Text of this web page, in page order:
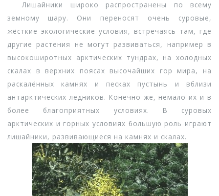
Лишайники широко распространены по всему
земному шару. Они переносят очень суровые,
жёсткие экологические условия, встречаясь там, где
другие растения не могут развиваться, например в
высокоширотных арктических тундрах, на холодных
скалах в верхних поясах высочайших гор мира, на
раскалённых камнях и песках пустынь и вблизи
антарктических ледников. Конечно же, немало их и в
более благоприятных условиях. В суровых
арктических и горных условиях большую роль играют
лишайники, развивающиеся на камнях и скалах.